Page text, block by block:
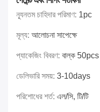
ন্যূনতম চাহিদার পরিমাণ: 1pc
মূল্য: আলোচনা সাপেক্ষে
প্যাকেজিং বিবরণ: বাল্ক
ডেলিভারি সময়: 3-10days
পরিশোধের শর্ত: এল/সি, টি/টি